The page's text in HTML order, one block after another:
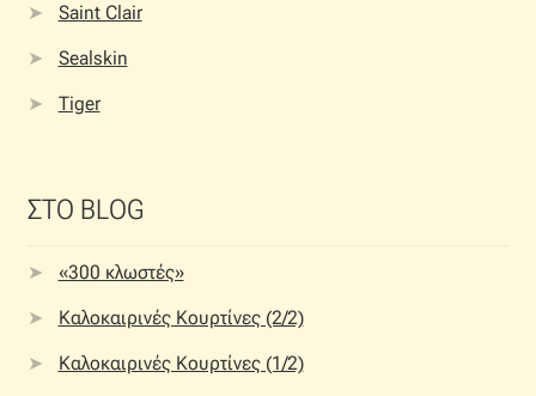
Saint Clair
Sealskin
Tiger
ΣΤΟ BLOG
«300 κλωστές»
Καλοκαιρινές Κουρτίνες (2/2)
Καλοκαιρινές Κουρτίνες (1/2)